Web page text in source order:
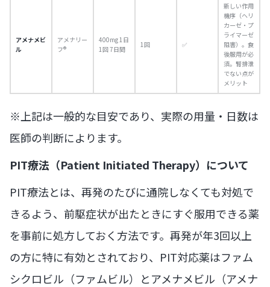
アメナメビ
ル
アメナリー
フ®
400mg 1日
1回 7日間
1回 ✅
新しい作用
機序（ヘリ
カーゼ・プ
ライマーゼ
阻害）。食
後服用が必
須。腎排泄
でない点が
メリット
※上記は一般的な目安であり、実際の用量・日数は
医師の判断によります。
PIT療法（Patient Initiated Therapy）について
PIT療法とは、再発のたびに通院しなくても対処で
きるよう、前駆症状が出たときにすぐ服用できる薬
を事前に処方しておく方法です。再発が年3回以上
の方に特に有効とされており、PIT対応薬はファム
シクロビル（ファムビル）とアメナメビル（アメナ